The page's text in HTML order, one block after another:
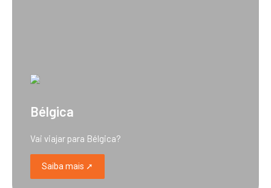
Bélgica
Vai viajar para Bélgica?
Saiba mais ➚